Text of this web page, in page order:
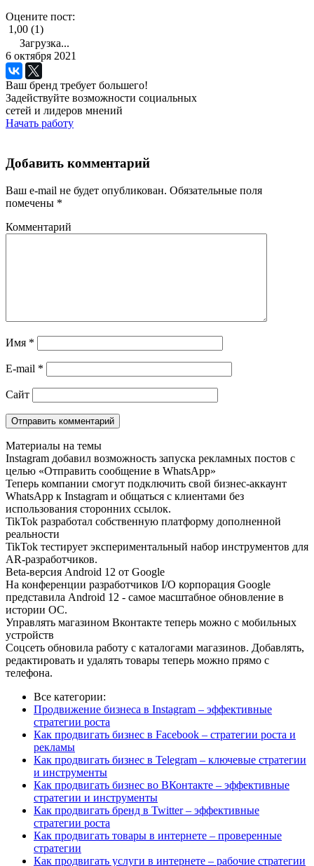
Оцените пост:
1,00 (1)
Загрузка...
6 октября 2021
Ваш бренд требует большего!
Задействуйте возможности социальных
сетей и лидеров мнений
Начать работу
Добавить комментарий
Ваш e-mail не будет опубликован. Обязательные поля
помечены *
Комментарий
Имя *
E-mail *
Сайт
Материалы на темы
Instagram добавил возможность запуска рекламных постов с
целью «Отправить сообщение в WhatsApp»
Теперь компании смогут подключить свой бизнес-аккаунт
WhatsApp к Instagram и общаться с клиентами без
использования сторонних ссылок.
TikTok разработал собственную платформу дополненной
реальности
TikTok тестирует экспериментальный набор инструментов для
AR-разработчиков.
Beta-версия Android 12 от Google
На конференции разработчиков I/O корпорация Google
представила Android 12 - самое масштабное обновление в
истории ОС.
Управлять магазином Вконтакте теперь можно с мобильных
устройств
Соцсеть обновила работу с каталогами магазинов. Добавлять,
редактировать и удалять товары теперь можно прямо с
телефона.
Все категории:
Продвижение бизнеса в Instagram – эффективные
стратегии роста
Как продвигать бизнес в Facebook – стратегии роста и
рекламы
Как продвигать бизнес в Telegram – ключевые стратегии
и инструменты
Как продвигать бизнес во ВКонтакте – эффективные
стратегии и инструменты
Как продвигать бренд в Twitter – эффективные
стратегии роста
Как продвигать товары в интернете – проверенные
стратегии
Как продвигать услуги в интернете – рабочие стратегии